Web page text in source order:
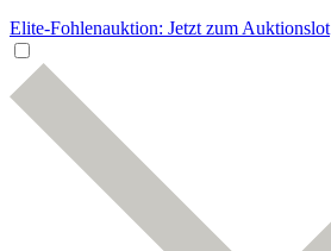
Elite-Fohlenauktion: Jetzt zum Auktionslot